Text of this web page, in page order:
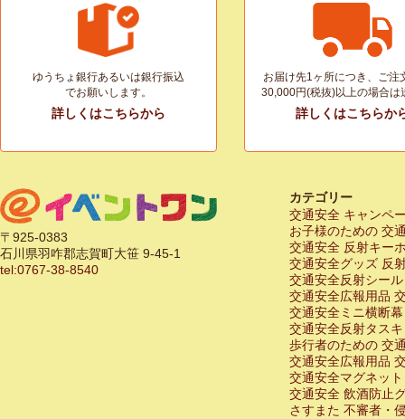
ゆうちょ銀行あるいは銀行振込
でお願いします。
詳しくはこちらから
お届け先1ヶ所につき、ご注
30,000円(税抜)以上の場合は
詳しくはこちらか
〒925-0383
石川県羽咋郡志賀町大笹 9-45-1
tel:0767-38-8540
カテゴリー
交通安全 キャンペ
お子様のための 交
交通安全 反射キー
交通安全グッズ 反
交通安全反射シール
交通安全広報用品
交通安全ミニ横断
交通安全反射タスキ
歩行者のための 交
交通安全広報用品
交通安全マグネット
交通安全 飲酒防止
さすまた 不審者・